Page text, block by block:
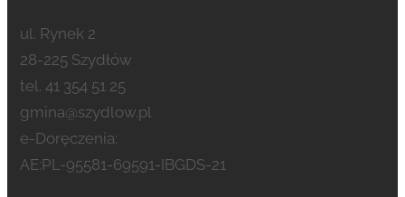
ul. Rynek 2
28-225 Szydłów
tel. 41 354 51 25
gmina@szydlow.pl
e-Doręczenia:
AE:PL-95581-69591-IBGDS-21